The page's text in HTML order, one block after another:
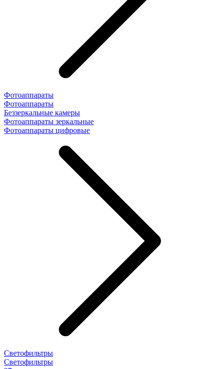
Фотоаппараты
Фотоаппараты
Беззеркальные камеры
Фотоаппараты зеркальные
Фотоаппараты цифровые
Светофильтры
Светофильтры